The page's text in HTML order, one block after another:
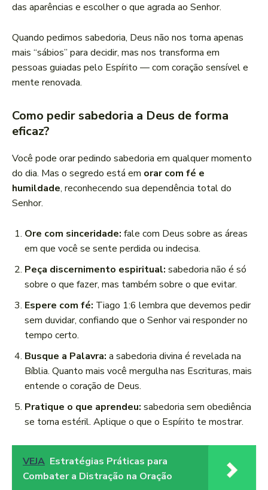
das aparências e escolher o que agrada ao Senhor.
Quando pedimos sabedoria, Deus não nos torna apenas
mais “sábios” para decidir, mas nos transforma em
pessoas guiadas pelo Espírito — com coração sensível e
mente renovada.
Como pedir sabedoria a Deus de forma
eficaz?
Você pode orar pedindo sabedoria em qualquer momento
do dia. Mas o segredo está em orar com fé e
humildade, reconhecendo sua dependência total do
Senhor.
Ore com sinceridade: fale com Deus sobre as áreas
em que você se sente perdida ou indecisa.
Peça discernimento espiritual: sabedoria não é só
sobre o que fazer, mas também sobre o que evitar.
Espere com fé: Tiago 1:6 lembra que devemos pedir
sem duvidar, confiando que o Senhor vai responder no
tempo certo.
Busque a Palavra: a sabedoria divina é revelada na
Bíblia. Quanto mais você mergulha nas Escrituras, mais
entende o coração de Deus.
Pratique o que aprendeu: sabedoria sem obediência
se torna estéril. Aplique o que o Espírito te mostrar.
VEJA Estratégias Práticas para
Combater a Distração na Oração